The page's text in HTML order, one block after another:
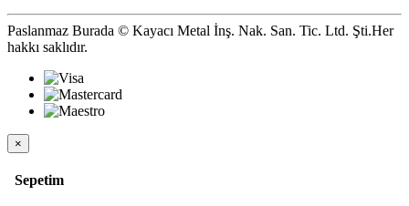
Paslanmaz Burada © Kayacı Metal İnş. Nak. San. Tic. Ltd. Şti.Her
hakkı saklıdır.
×
Sepetim